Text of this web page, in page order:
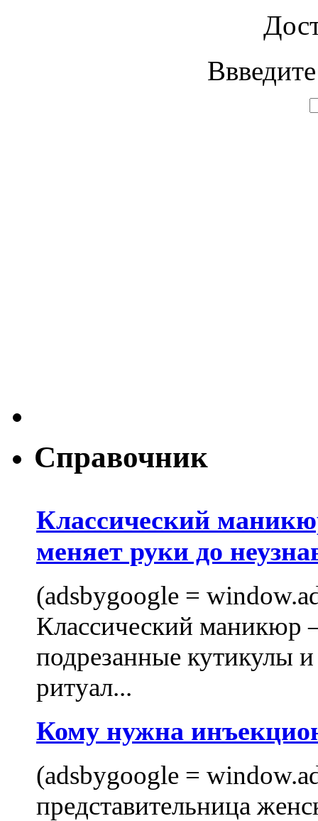
Справочник
Классический
меняет руки до
(adsbygoogle =
Классический маникюр
подрезанные кутикулы
ритуал...
Кому нужна
(adsbygoogle =
представительница